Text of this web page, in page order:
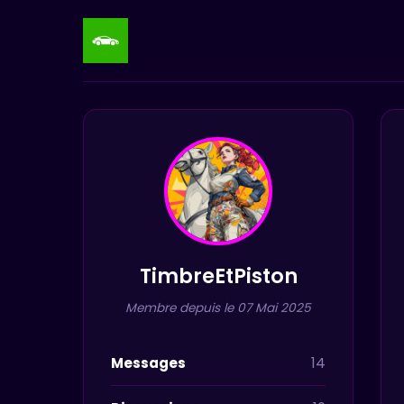
TimbreEtPiston
Membre depuis le 07 Mai 2025
Messages 14